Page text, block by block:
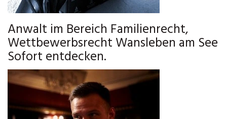
Anwalt im Bereich Familienrecht,
Wettbewerbsrecht Wansleben am See
Sofort entdecken.